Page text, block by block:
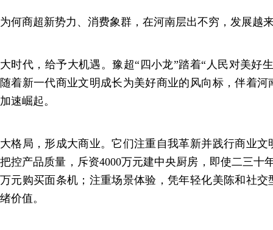
为何商超新势力、消费象群，在河南层出不穷，发展越
大时代，给予大机遇。豫超“四小龙”踏着“人民对美好
随着新一代商业文明成长为美好商业的风向标，伴着
加速崛起。
大格局，形成大商业。它们注重自我革新并践行商业
把控产品质量，斥资4000万元建中央厨房，即使二三十
万元购买面条机；注重场景体验，凭年轻化美陈和社
绪价值。